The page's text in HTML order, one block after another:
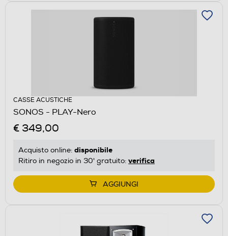
CASSE ACUSTICHE
SONOS - PLAY-Nero
€ 349,00
Acquisto online: disponibile
Ritiro in negozio in 30' gratuito: verifica
AGGIUNGI